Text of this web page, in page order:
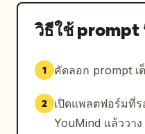
วิธีใช้ prompt
1 คัดลอก prompt เ
2
เปิดแพลตฟอร์มที่ร
YouMind แล้ววา